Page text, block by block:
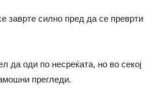
заврте силно пред да се преврти
да оди по несреќата, но во секој
прегледи.